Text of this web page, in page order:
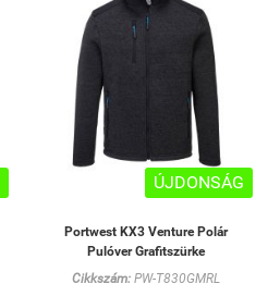
ÚJDONSÁG
Portwest KX3 Venture Polár
Pulóver Grafitszürke
Cikkszám: PW-T830GMRL